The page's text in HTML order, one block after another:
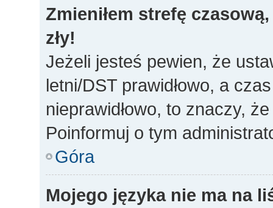
Zmieniłem strefę
zły!
Jeżeli jesteś pewien, że
letni/DST prawidłowo, a
nieprawidłowo, to znaczy,
Poinformuj o tym
Góra
Mojego języka nie ma na